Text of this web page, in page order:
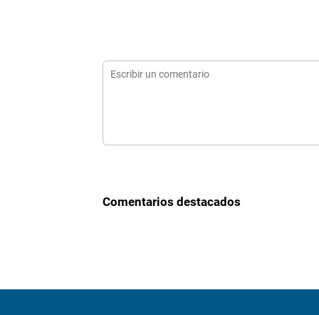
Comentarios destacados